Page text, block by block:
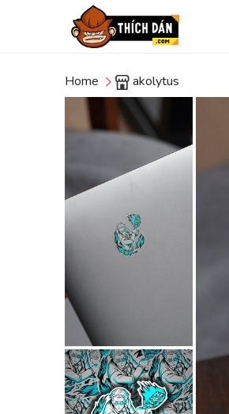
Home akolytus